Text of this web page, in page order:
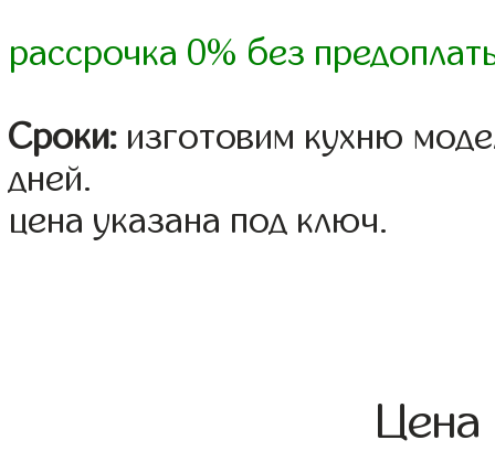
рассрочка 0% без
Сроки: изготовим кухню
дней.
цена указана под ключ.
Цена